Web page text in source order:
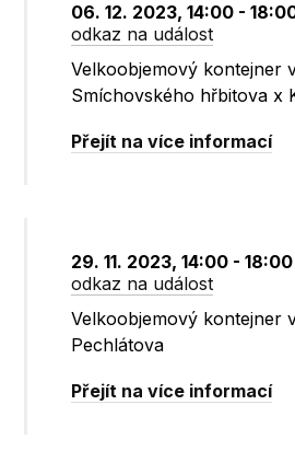
06. 12. 2023, 14:00 -
odkaz na událost
Velkoobjemový kontejner
Smíchovského hřbitova x
Přejít na více informací
29. 11. 2023, 14:00 - 18:00
odkaz na událost
Velkoobjemový kontejner
Pechlátova
Přejít na více informací